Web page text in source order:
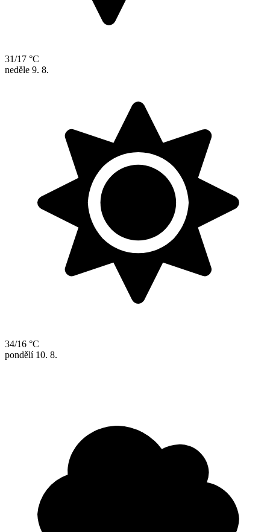
31/17 °C
neděle 9. 8.
34/16 °C
pondělí 10. 8.